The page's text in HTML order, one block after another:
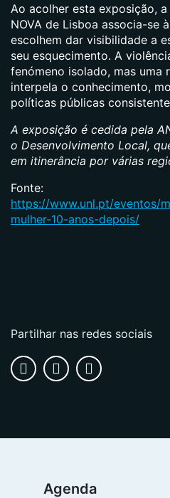
Ao acolher esta exposição,
NOVA de Lisboa associa-se
escolhem dar visibilidade a
seu esquecimento. A
fenómeno isolado, mas uma
interpela o conhecimento,
políticas públicas
A exposição é cedida pela
o Desenvolvimento Local,
em itinerância por várias
Fonte:
https://www.unl.pt/eventos/
mulher-10-anos-depois/
Partilhar nas redes sociais
Agenda